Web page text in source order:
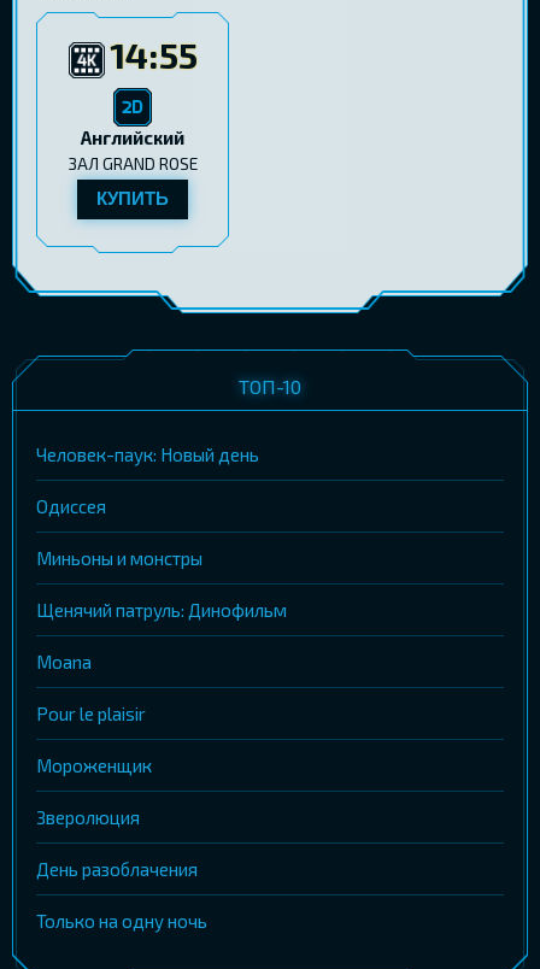
14:55
Английский
ЗАЛ GRAND ROSE
КУПИТЬ
ТОП-10
Человек-паук: Новый день
Одиссея
Миньоны и монстры
Щенячий патруль: Динофильм
Moana
Pour le plaisir
Мороженщик
Зверолюция
День разоблачения
Только на одну ночь